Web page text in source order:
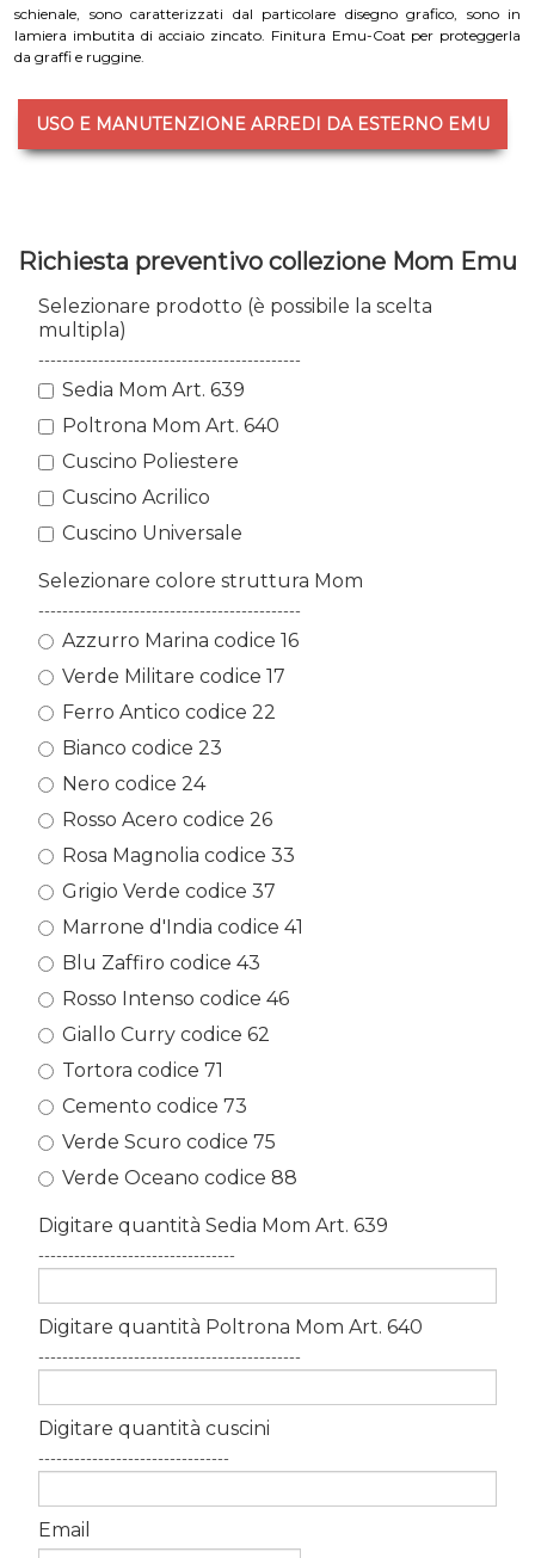
schienale, sono caratterizzati dal particolare disegno grafico, sono in
lamiera imbutita di acciaio zincato. Finitura Emu-Coat per proteggerla
da graffi e ruggine.
USO E MANUTENZIONE ARREDI DA ESTERNO EMU
Richiesta preventivo collezione Mom Emu
Selezionare prodotto (è possibile la scelta
multipla)
--------------------------------------------
Sedia Mom Art. 639
Poltrona Mom Art. 640
Cuscino Poliestere
Cuscino Acrilico
Cuscino Universale
Selezionare colore struttura Mom
--------------------------------------------
Azzurro Marina codice 16
Verde Militare codice 17
Ferro Antico codice 22
Bianco codice 23
Nero codice 24
Rosso Acero codice 26
Rosa Magnolia codice 33
Grigio Verde codice 37
Marrone d'India codice 41
Blu Zaffiro codice 43
Rosso Intenso codice 46
Giallo Curry codice 62
Tortora codice 71
Cemento codice 73
Verde Scuro codice 75
Verde Oceano codice 88
Digitare quantità Sedia Mom Art. 639
---------------------------------
Digitare quantità Poltrona Mom Art. 640
--------------------------------------------
Digitare quantità cuscini
--------------------------------
Email